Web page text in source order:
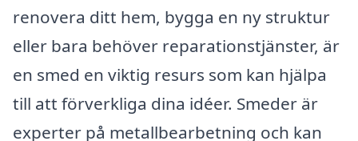
renovera ditt hem, bygga en ny struktur
eller bara behöver reparationstjänster, är
en smed en viktig resurs som kan hjälpa
till att förverkliga dina idéer. Smeder är
experter på metallbearbetning och kan